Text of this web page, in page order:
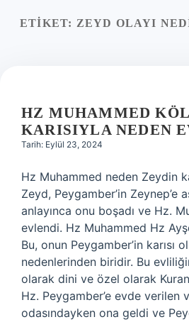
Yasal Uyarı
ETIKET: ZEYD OLAYI
HZ MUHAMMED
KARISIYLA NEDEN
Tarih: Eylül 23, 2024
Hz Muhammed neden Zeydin
Zeyd, Peygamber’in Zeynep’e
anlayınca onu boşadı ve Hz.
evlendi. Hz Muhammed Hz
Bu, onun Peygamber’in karısı
nedenlerinden biridir. Bu
olarak dini ve özel olarak
Hz. Peygamber’e evde verilen
odasındayken ona geldi ve